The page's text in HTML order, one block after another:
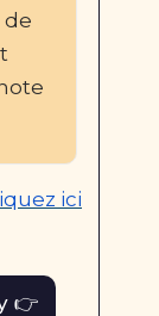
de
ici
👉